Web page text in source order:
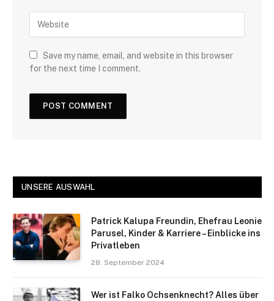
Save my name, email, and website in this browser
for the next time I comment.
UNSERE AUSWAHL
Patrick Kalupa Freundin, Ehefrau Leonie
Parusel, Kinder & Karriere – Einblicke ins
Privatleben
28. September 2024
Wer ist Falko Ochsenknecht? Alles über